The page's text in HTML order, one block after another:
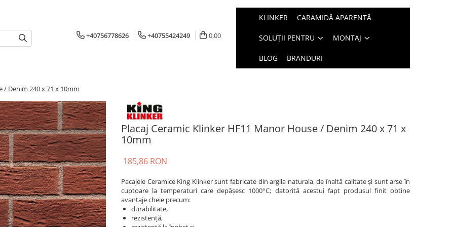
+40756778626 +40755424249 0,00
KLINKER CARAMIDĂ APARENTĂ
SOLUȚII PENTRU MONTAJ
BLOG BRANDURI
/ Denim 240 x 71 x 10mm
Placaj Ceramic Klinker HF11 Manor House / Denim 240 x 71 x
10mm
185,86 RON
Pacajele Ceramice King Klinker sunt fabricate din argila naturala, de înaltă calitate și sunt arse în
cuptoare la temperaturi care depășesc 1000°C; datorită acestui fapt produsul finit obtine
avantaje cheie precum:
durabilitate,
rezistență,